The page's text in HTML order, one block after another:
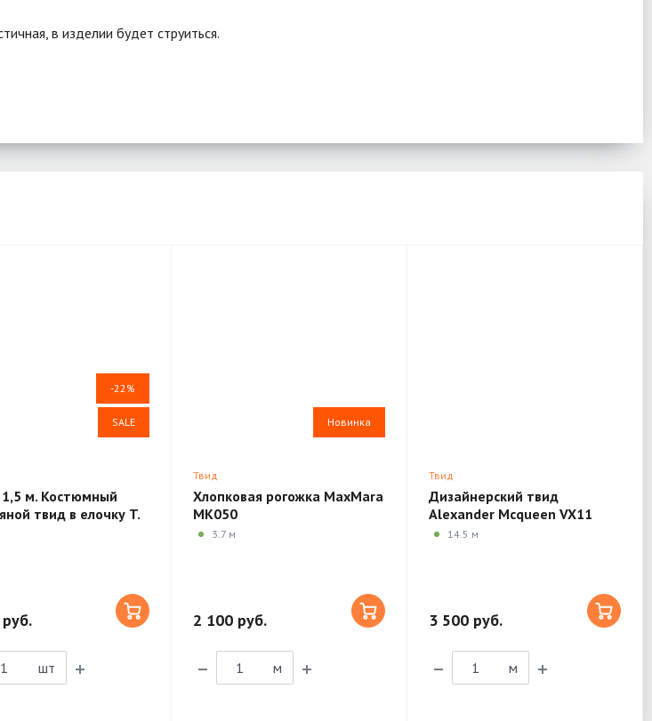
в изделии будет струиться.
-22%
SALE
м. Костюмный
твид в елочку T.
MV205
шт
Новинка
Твид
Хлопковая рогожка MaxMara
MK050
3.7 м
2 100 руб.
м
Твид
Дизайнерский твид
Alexander Mcqueen VX11
14.5 м
3 500 руб.
м